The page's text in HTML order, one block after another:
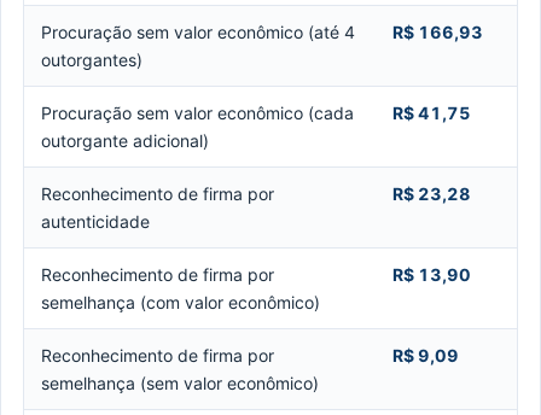
Procuração sem valor econômico (até 4
outorgantes)
R$ 166,93
Procuração sem valor econômico (cada
outorgante adicional)
R$ 41,75
Reconhecimento de firma por
autenticidade
R$ 23,28
Reconhecimento de firma por
semelhança (com valor econômico)
R$ 13,90
Reconhecimento de firma por
semelhança (sem valor econômico)
R$ 9,09